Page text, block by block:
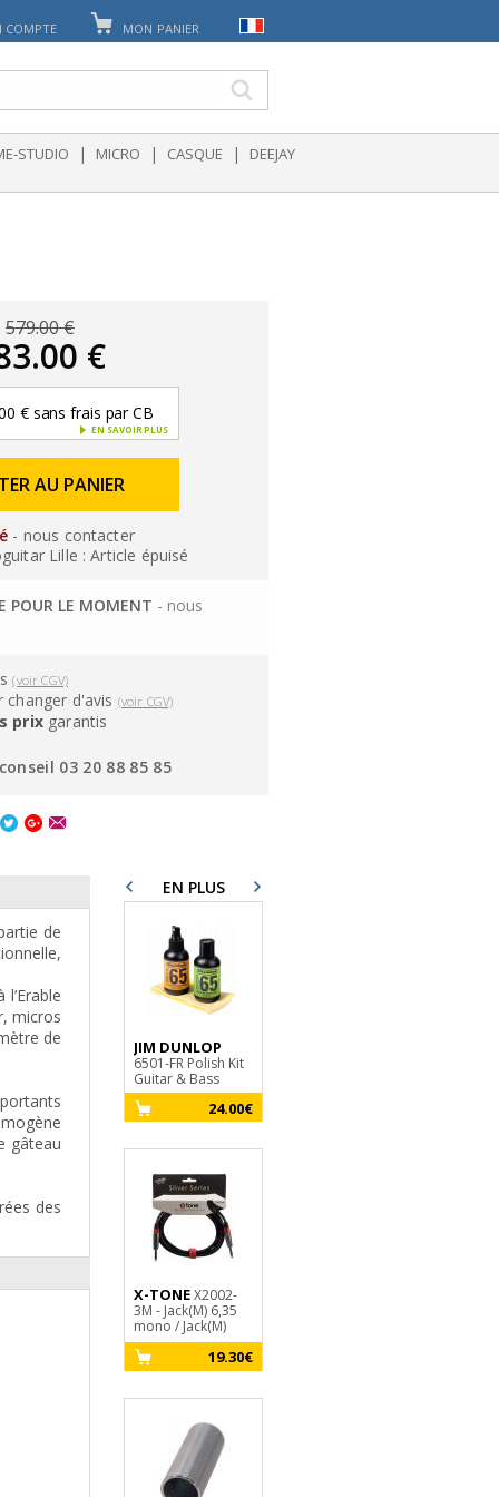
COMPTE MON PANIER
STUDIO | MICRO | CASQUE | DEEJAY
579.00 €
€
€ sans frais par CB
EN SAVOIR PLUS
AU PANIER
- nous contacter
Lille : Article épuisé
POUR LE MOMENT - nous
(voir CGV)
changer d'avis (voir CGV)
prix garantis
03 20 88 85 85
de
micros
de
gâteau
des
EN PLUS
JIM DUNLOP
6501-FR Polish Kit
Guitar & Bass
24.00€
X-TONEX2002-
3M - Jack(M) 6,35
mono / Jack(M)
6,35 mono SILVER
SERIES
19.30€